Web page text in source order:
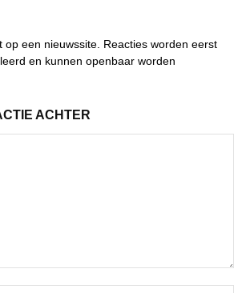
op een nieuwssite. Reacties worden eerst
en kunnen openbaar worden
ACHTER